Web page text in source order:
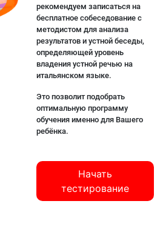
рекомендуем записаться на
бесплатное собеседование с
методистом для анализа
результатов и устной беседы,
определяющей уровень
владения устной речью на
итальянском языке.
Это позволит подобрать
оптимальную программу
обучения именно для Вашего
ребёнка.
Начать
тестирование